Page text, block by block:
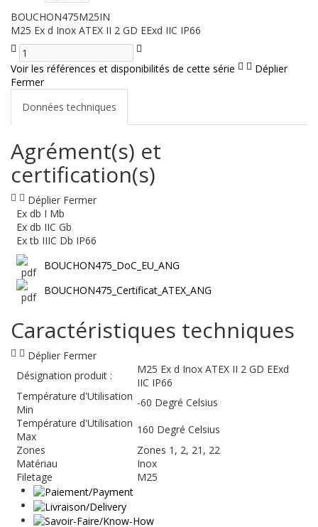
BOUCHON475M25IN
M25 Ex d Inox ATEX II 2 GD EExd IIC IP66
Voir les références et disponibilités de cette série
Déplier
Fermer
Données techniques
Agrément(s) et
certification(s)
Déplier Fermer
Ex db I Mb
Ex db IIC Gb
Ex tb IIIC Db IP66
BOUCHON475_DoC_EU_ANG
BOUCHON475_Certificat_ATEX_ANG
Caractéristiques techniques
Déplier Fermer
Désignation produit :
M25 Ex d Inox ATEX II 2 GD EExd
IIC IP66
Température d'Utilisation
Min
-60 Degré Celsius
Température d'Utilisation
Max
160 Degré Celsius
Zones
Zones 1, 2, 21, 22
Matériau
Inox
Filetage
M25